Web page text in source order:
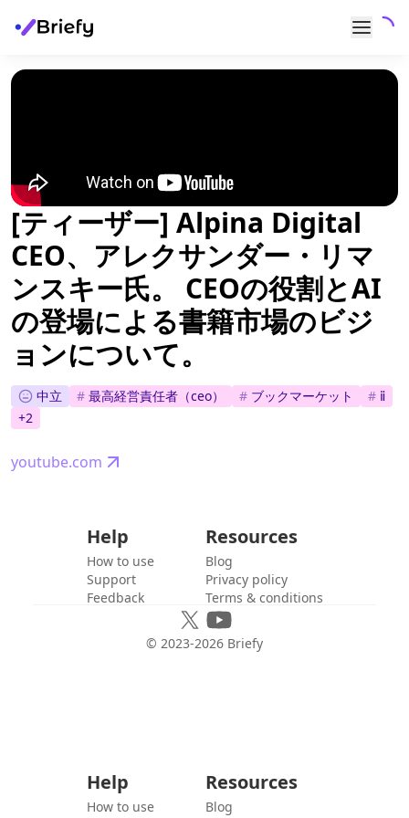
[ティーザー] Alpina Digital
CEO、アレクサンダー・リマ
ンスキー氏。 CEOの役割とAI
の登場による書籍市場のビジ
ョンについて。
中立 # 最高経営責任者（ceo） # ブックマーケット # ⅱ
+2
youtube.com
Help
How to use
Support
Feedback
Resources
Blog
Privacy policy
Terms & conditions
© 2023-2026 Briefy
Help
How to use
Resources
Blog